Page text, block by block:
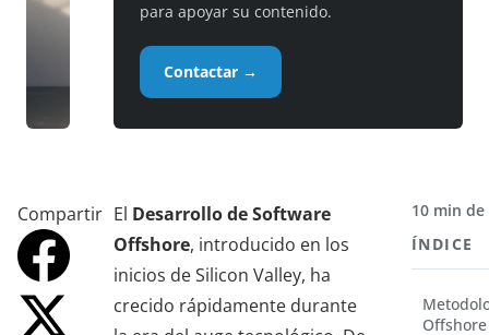
para apoyar su contenido.
Contactar →
Compartir El Desarrollo de Software
Offshore, introducido en los
inicios de Silicon Valley, ha
crecido rápidamente durante
10 min
ÍNDICE
Offshore